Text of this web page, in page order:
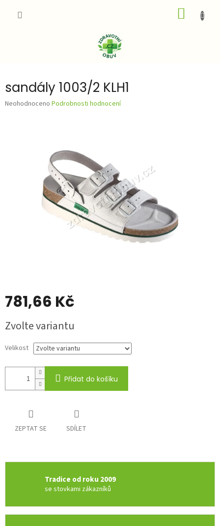
KOŠÍK
sandály 1003/2 KLH1
Průměrné
Neohodnoceno Podrobnosti hodnocení
781,66 Kč
cena:
Zvolte variantu
Velikost
Přidat do košíku
ZEPTAT SE SDÍLET
Tradice od roku 2009
se stovkami zákazníků